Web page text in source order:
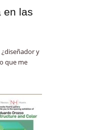
en las
¿diseñador y
que me